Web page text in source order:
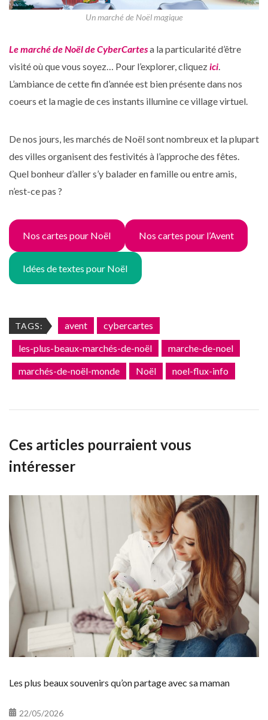
Un marché de Noël magique
Le marché de Noël de CyberCartesa la particularité d’être
visité où que vous soyez… Pour l’explorer, cliquezici
L’ambiance de cette fin d’année est bien présente dans nos
coeurs et la magie de ces instants illumine ce village virtuel.
De nos jours, les marchés de Noël sont nombreux et la plupart
des villes organisent des festivités à l’approche des fêtes.
Quel bonheur d’aller s’y balader en famille ou entre amis,
n’est-ce pas ?
Nos cartes pour Noël Nos cartes pour l’Avent
Idées de textes pour Noël
TAGS: avent
cybercartes
les-plus-beaux-marchés-de-noël
marche-de-noel
marchés-de-noël-monde
Noël noel-flux-info
Ces articles pourraient vous
intéresser
Les plus beaux souvenirs qu’on partage avec sa maman
22/05/2026